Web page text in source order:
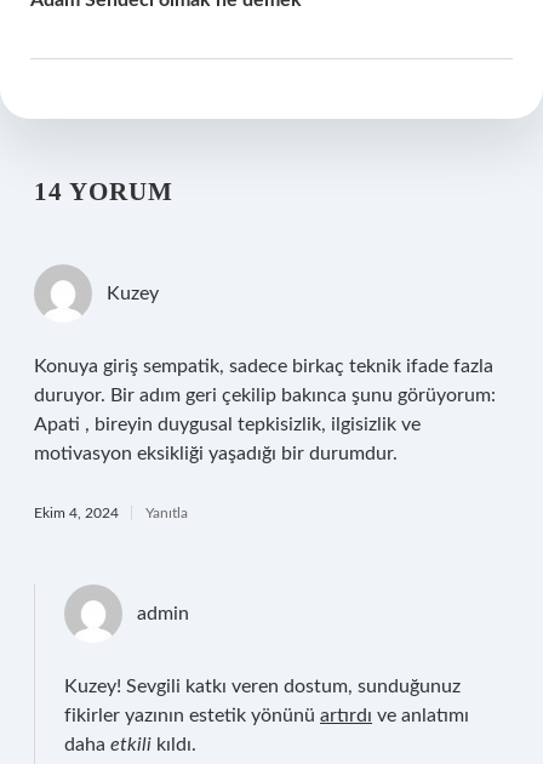
14 YORUM
Kuzey
Konuya giriş sempatik, sadece birkaç teknik ifade fazla
duruyor. Bir adım geri çekilip bakınca şunu görüyorum:
Apati , bireyin duygusal tepkisizlik, ilgisizlik ve
motivasyon eksikliği yaşadığı bir durumdur.
Ekim 4, 2024 Yanıtla
admin
Kuzey! Sevgili katkı veren dostum, sunduğunuz
fikirler yazının estetik yönünü artırdı ve anlatımı
daha etkili kıldı.